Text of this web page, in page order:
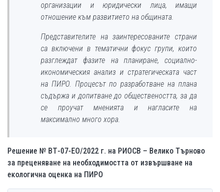
организации и юридически лица, имащи
отношение към развитието на общината.
Представителите на заинтересованите страни
са включени в тематични фокус групи, които
разглеждат фазите на планиране, социално-
икономическия анализ и стратегическата част
на ПИРО. Процесът по разработване на плана
съдържа и допитване до обществеността, за да
се проучат мненията и нагласите на
максимално много хора.
Решение № ВТ-07-ЕО/2022 г. на РИОСВ – Велико Търново
за преценяване на необходимостта от извършване на
екологична оценка на ПИРО